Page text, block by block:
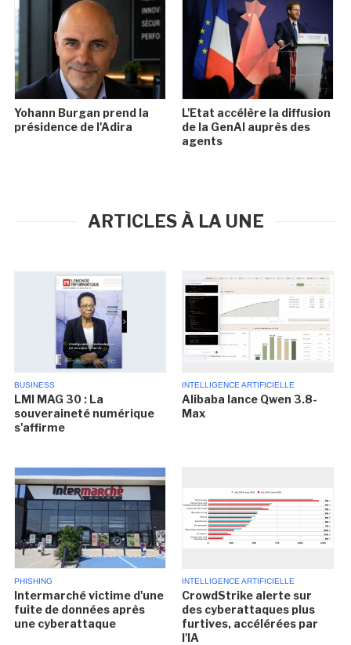
Yohann Burgan prend la
présidence de l'Adira
L'Etat accélère la diffusion
de la GenAI auprès des
agents
ARTICLES À LA UNE
BUSINESS
LMI MAG 30 : La
souveraineté numérique
s'affirme
INTELLIGENCE ARTIFICIELLE
Alibaba lance Qwen 3.8-
Max
PHISHING
Intermarché victime d'une
fuite de données après
une cyberattaque
INTELLIGENCE ARTIFICIELLE
CrowdStrike alerte sur
des cyberattaques plus
furtives, accélérées par
l'IA